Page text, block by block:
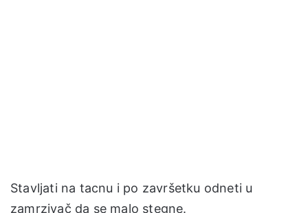
Stavljati na tacnu i po završetku odneti u
zamrzivač da se malo stegne.